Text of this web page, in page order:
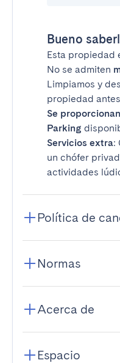
Bueno
Esta propiedad
No se admiten
Limpiamos y
propiedad
Se
Parking
Servicios extra:
un chófer
actividades
Política de
Normas
Acerca de
Espacio